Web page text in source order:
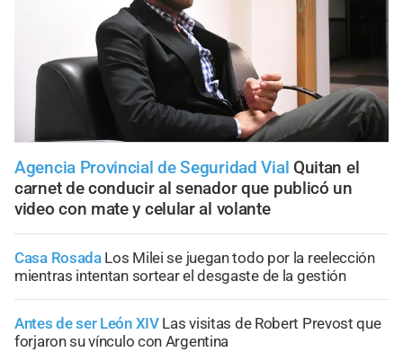
Agencia Provincial de Seguridad Vial Quitan el
carnet de conducir al senador que publicó un
video con mate y celular al volante
Casa Rosada Los Milei se juegan todo por la reelección
mientras intentan sortear el desgaste de la gestión
Antes de ser León XIV Las visitas de Robert Prevost que
forjaron su vínculo con Argentina